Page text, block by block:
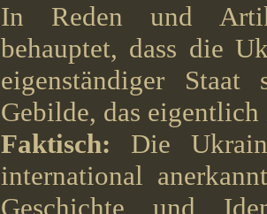
In Reden und
behauptet, dass die
eigenständiger
Gebilde, das eigentlich
Faktisch: Die
international
Geschichte und